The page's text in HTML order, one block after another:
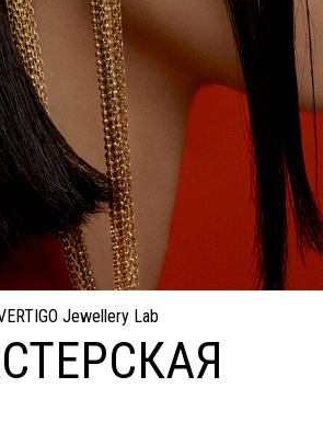
Jewellery Lab